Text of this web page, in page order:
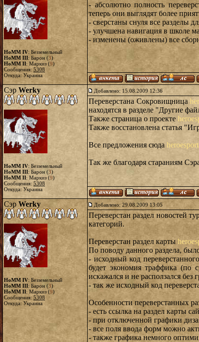
HoMM IV: Безземельный
HoMM III: Барон (3)
HoMM II: Маркиз (9)
Сообщения: 5308
Откуда: Украина
- абсолютно полность
теперь они выглядят более
- сверстаны снуля все разделы
- улучшена навигация в школе
- изменены (оживлены) все
Сэр Werky
HoMM IV: Безземельный
HoMM III: Барон (3)
HoMM II: Маркиз (9)
Сообщения: 5308
Откуда: Украина
Добавлено: 15.08.2009 12:36
Переверстана Сокровищница
находятся в разделе "Другие
Также страница о проекте
Также восстановлена статья
Все предложения сюда
Так же благодаря стараниям
Сэр Werky
HoMM IV: Безземельный
HoMM III: Барон (3)
HoMM II: Маркиз (9)
Сообщения: 5308
Откуда: Украина
Добавлено: 29.08.2009 13:05
Переверстан раздел новостей
категорий.
Переверстан раздел карты
По поводу данного раздела,
- исходный код
будет экономия траффика (по
искажался и не расползался без
- так же исходный код
Особенности переверстанных
- есть ссылка на раздел карты
- при отключенной графики
- все поля ввода форм можно
- также графика немного